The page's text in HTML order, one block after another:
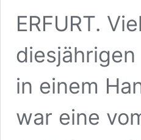
ERFURT.
in einem
war eine